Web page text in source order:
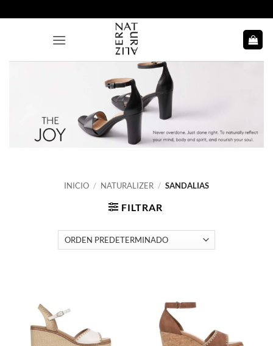
al
INICIO / NATURALIZER / SANDALIAS
FILTRAR